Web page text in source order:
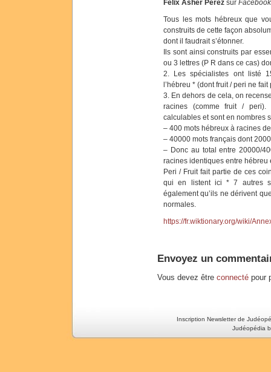
Felix Asher Perez sur Facebook
Tous les mots hébreux que
construits de cette façon
dont il faudrait s’étonner.
Ils sont ainsi construits par
ou 3 lettres (P R dans ce cas)
2. Les spécialistes ont listé
l’hébreu * (dont fruit / peri ne
3. En dehors de cela, on
racines (comme fruit / peri).
calculables et sont en nombres
– 400 mots hébreux à racines
– 40000 mots français dont
– Donc au total entre 20000/
racines identiques entre
Peri / Fruit fait partie de ces
qui en listent ici * 7 autres
également qu’ils ne dérivent
normales.
https://fr.wiktionary.org/wiki/
Envoyez un
Vous devez être connecté pour
Inscription Newsletter de
Judéopédia